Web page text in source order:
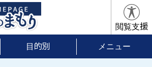
閲覧支援
目的別 メニュー